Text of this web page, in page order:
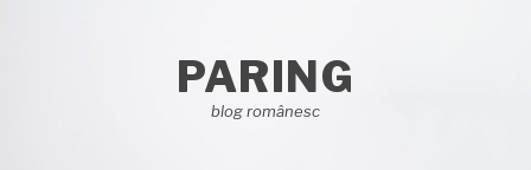
PARING
blog românesc